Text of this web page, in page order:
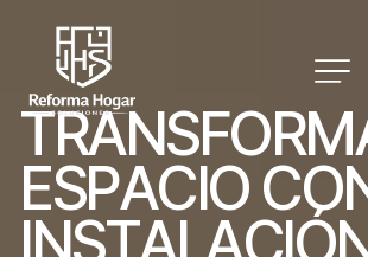
TRANSFORM
ESPACIO CO
INSTALACIÓ